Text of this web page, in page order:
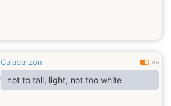
Calabarzon 0.6
not to tall, light, not too white